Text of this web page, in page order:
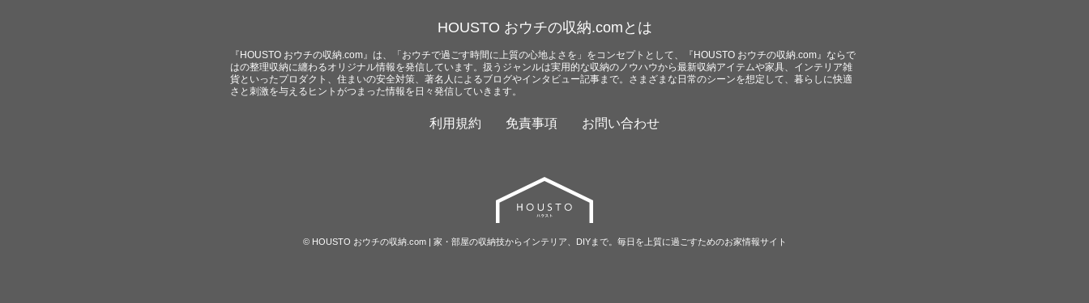
HOUSTO おウチの収納.comとは
『HOUSTO おウチの収納.com』は、「おウチで過ごす時間に上質の心地よさを」をコンセプトとして、『HOUSTO おウチの収納.com』ならで
はの整理収納に纏わるオリジナル情報を発信しています。扱うジャンルは実用的な収納のノウハウから最新収納アイテムや家具、インテリア雑
貨といったプロダクト、住まいの安全対策、著名人によるブログやインタビュー記事まで。さまざまな日常のシーンを想定して、暮らしに快適
さと刺激を与えるヒントがつまった情報を日々発信していきます。
利用規約 免責事項 お問い合わせ
© HOUSTO おウチの収納.com | 家・部屋の収納技からインテリア、DIYまで。毎日を上質に過ごすためのお家情報サイト